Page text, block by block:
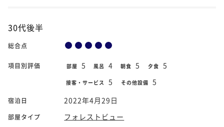
30代後半
総合点
項目別評価 部屋 5 風呂 4 朝食 5 夕食 5
接客・サービス 5 その他設備 5
宿泊日 2022年4月29日
部屋タイプ
フォレストビュー